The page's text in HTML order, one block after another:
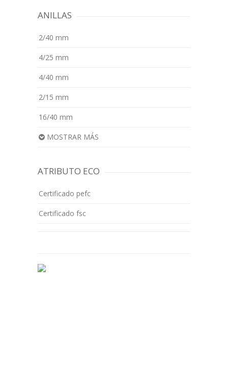
ANILLAS
2/40 mm
4/25 mm
4/40 mm
2/15 mm
16/40 mm
MOSTRAR MÁS
ATRIBUTO ECO
Certificado pefc
Certificado fsc